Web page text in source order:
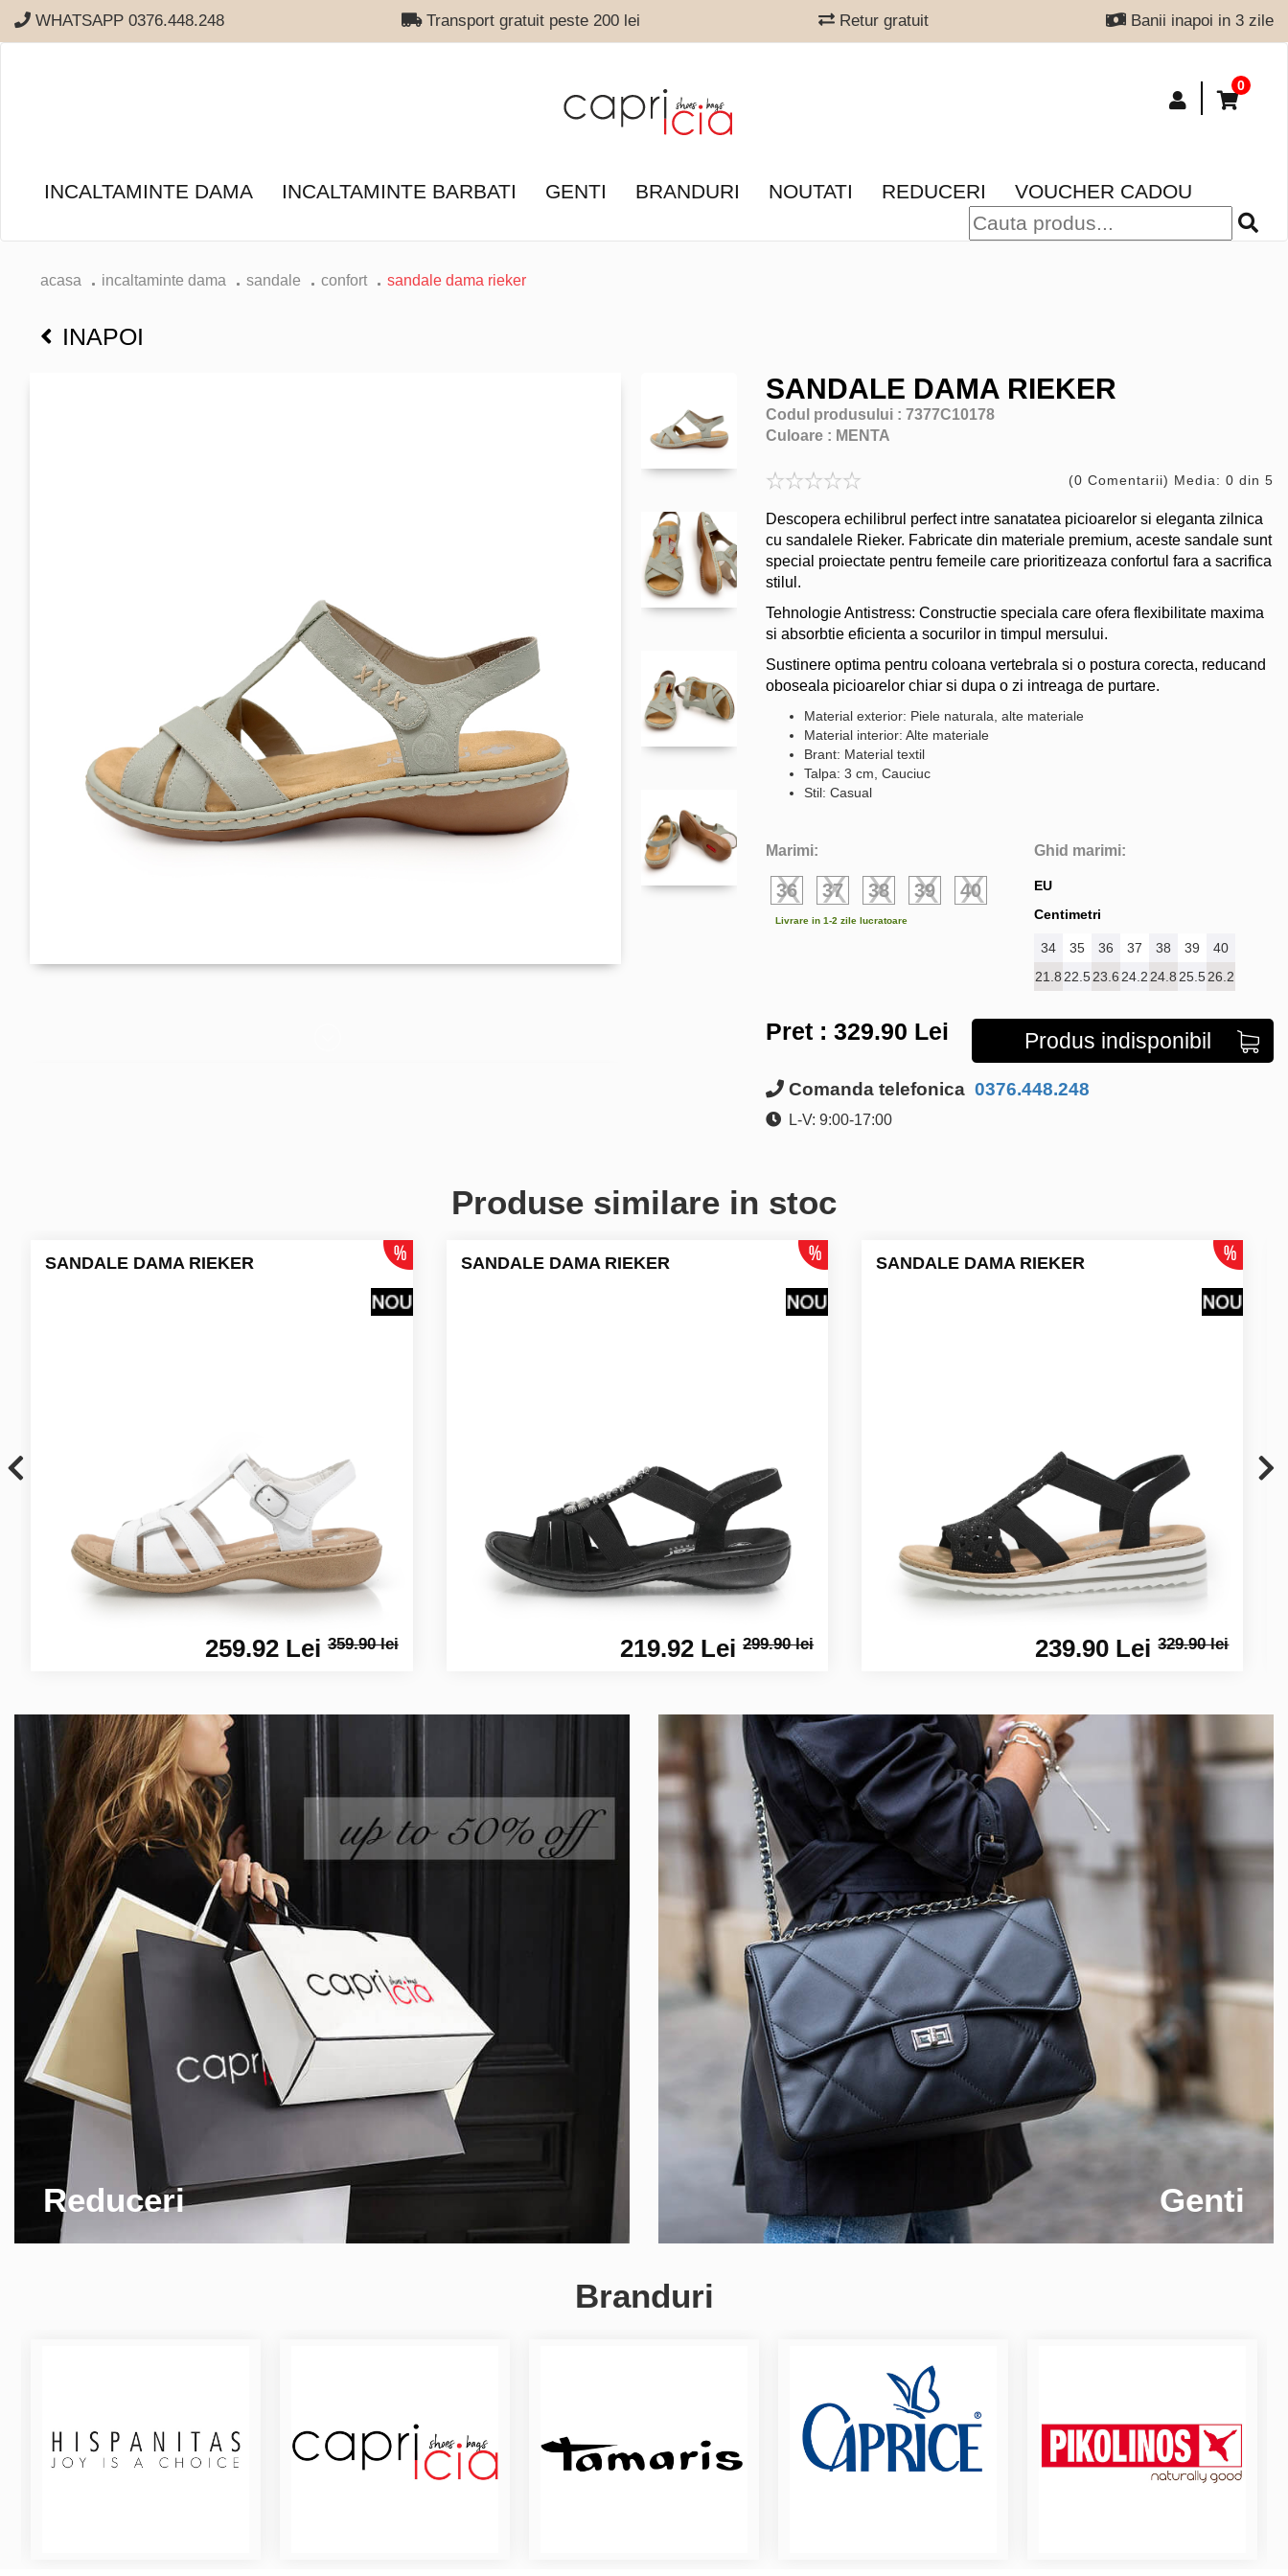
WHATSAPP 0376.448.248 Transport gratuit peste 200 lei Retur gratuit Banii inapoi in 3 zile
0
INCALTAMINTE DAMA INCALTAMINTE BARBATI GENTI BRANDURI NOUTATI REDUCERI VOUCHER CADOU
acasa incaltaminte dama sandale confort sandale dama rieker
INAPOI
SANDALE DAMA RIEKER
Codul produsului : 7377C10178
Culoare : MENTA
(0 Comentarii) Media: 0 din 5
Descopera echilibrul perfect intre sanatatea picioarelor si eleganta zilnica
cu sandalele Rieker. Fabricate din materiale premium, aceste sandale sunt
special proiectate pentru femeile care prioritizeaza confortul fara a sacrifica
stilul.
Tehnologie Antistress: Constructie speciala care ofera flexibilitate maxima
si absorbtie eficienta a socurilor in timpul mersului.
Sustinere optima pentru coloana vertebrala si o postura corecta, reducand
oboseala picioarelor chiar si dupa o zi intreaga de purtare.
Material exterior: Piele naturala, alte materiale
Material interior: Alte materiale
Brant: Material textil
Talpa: 3 cm, Cauciuc
Stil: Casual
Marimi:
36 37 38 39 40
Livrare in 1-2 zile lucratoare
Ghid marimi:
EU
Centimetri
34 35 36 37 38 39
40
21.8 22.523.6 24.2 24.8 25.526.2
Pret : 329.90 Lei Produs indisponibil
Comanda telefonica 0376.448.248
L-V: 9:00-17:00
Produse similare in stoc
SANDALE DAMA RIEKER
259.92 Lei359.90 lei
SANDALE DAMA RIEKER
219.92 Lei299.90 lei
SANDALE DAMA RIEKER
239.90 Lei329.90 lei
Reduceri Genti
Branduri